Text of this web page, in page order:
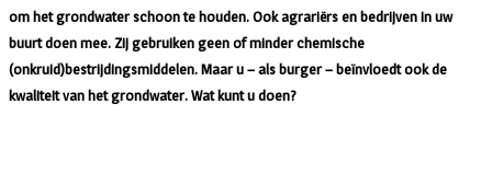
om het grondwater schoon te houden. Ook agrariërs en bedrijven in uw
buurt doen mee. Zij gebruiken geen of minder chemische
(onkruid)bestrijdingsmiddelen. Maar u – als burger – beïnvloedt ook de
kwaliteit van het grondwater. Wat kunt u doen?